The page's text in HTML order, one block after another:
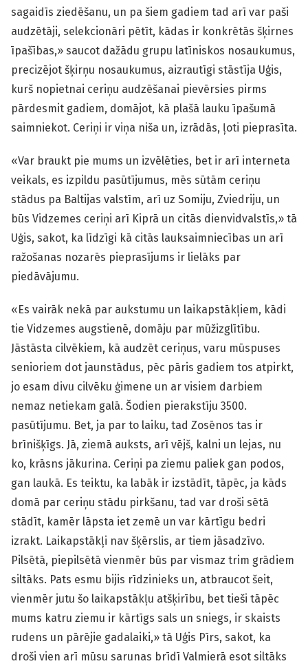
sagaidīs ziedēšanu, un pa šiem gadiem tad arī var paši
audzētāji, selekcionāri pētīt, kādas ir konkrētās šķirnes
īpašības,» saucot dažādu grupu latīniskos nosaukumus,
precizējot šķirņu nosaukumus, aizrautīgi stāstīja Uģis,
kurš nopietnai ceriņu audzēšanai pievērsies pirms
pārdesmit gadiem, domājot, kā plašā lauku īpašumā
saimniekot. Ceriņi ir viņa niša un, izrādās, ļoti pieprasīta.
«Var braukt pie mums un izvēlēties, bet ir arī interneta
veikals, es izpildu pasūtījumus, mēs sūtām ceriņu
stādus pa Baltijas valstīm, arī uz Somiju, Zviedriju, un
būs Vidzemes ceriņi arī Kiprā un citās dienvidvalstīs,» tā
Uģis, sakot, ka līdzīgi kā citās lauksaimniecības un arī
ražošanas nozarēs pieprasījums ir lielāks par
piedāvājumu.
«Es vairāk nekā par aukstumu un laikapstākļiem, kādi
tie Vidzemes augstienē, domāju par mūžizglītību.
Jāstāsta cilvēkiem, kā audzēt ceriņus, varu mūspuses
senioriem dot jaunstādus, pēc pāris gadiem tos atpirkt,
jo esam divu cilvēku ģimene un ar visiem darbiem
nemaz netiekam galā. Šodien pierakstīju 3500.
pasūtījumu. Bet, ja par to laiku, tad Zosēnos tas ir
brīnišķīgs. Jā, ziemā auksts, arī vējš, kalni un lejas, nu
ko, krāsns jākurina. Ceriņi pa ziemu paliek gan podos,
gan laukā. Es teiktu, ka labāk ir izstādīt, tāpēc, ja kāds
domā par ceriņu stādu pirkšanu, tad var droši sētā
stādīt, kamēr lāpsta iet zemē un var kārtīgu bedri
izrakt. Laikapstākļi nav šķērslis, ar tiem jāsadzīvo.
Pilsētā, piepilsētā vienmēr būs par vismaz trim grādiem
siltāks. Pats esmu bijis rīdzinieks un, atbraucot šeit,
vienmēr jutu šo laikapstākļu atšķirību, bet tieši tāpēc
mums katru ziemu ir kārtīgs sals un sniegs, ir skaists
rudens un pārējie gadalaiki,» tā Uģis Pīrs, sakot, ka
droši vien arī mūsu sarunas brīdī Valmierā esot siltāks